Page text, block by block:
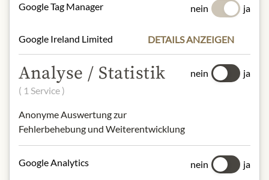
Fett:2,8 g
Kohlenhydrate: 5,4 g
- davon Zucker:
Salz:0,33 g
Google Tag Manager nein ja
Google Ireland Limited DETAILS ANZEIGEN
Analyse / Statistik
( 1 Service )
Anonyme Auswertung zur
Fehlerbehebung und Weiterentwicklung
nein ja
Google Analytics nein ja